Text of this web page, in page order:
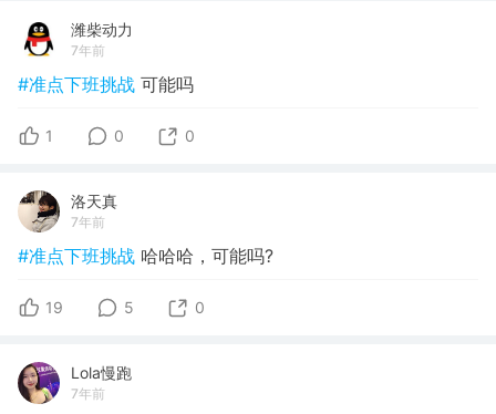
潍柴动力
7年前
#准点下班挑战 可能吗
1 0 0
洛天真
7年前
#准点下班挑战 哈哈哈，可能吗?
19 5 0
Lola慢跑
7年前